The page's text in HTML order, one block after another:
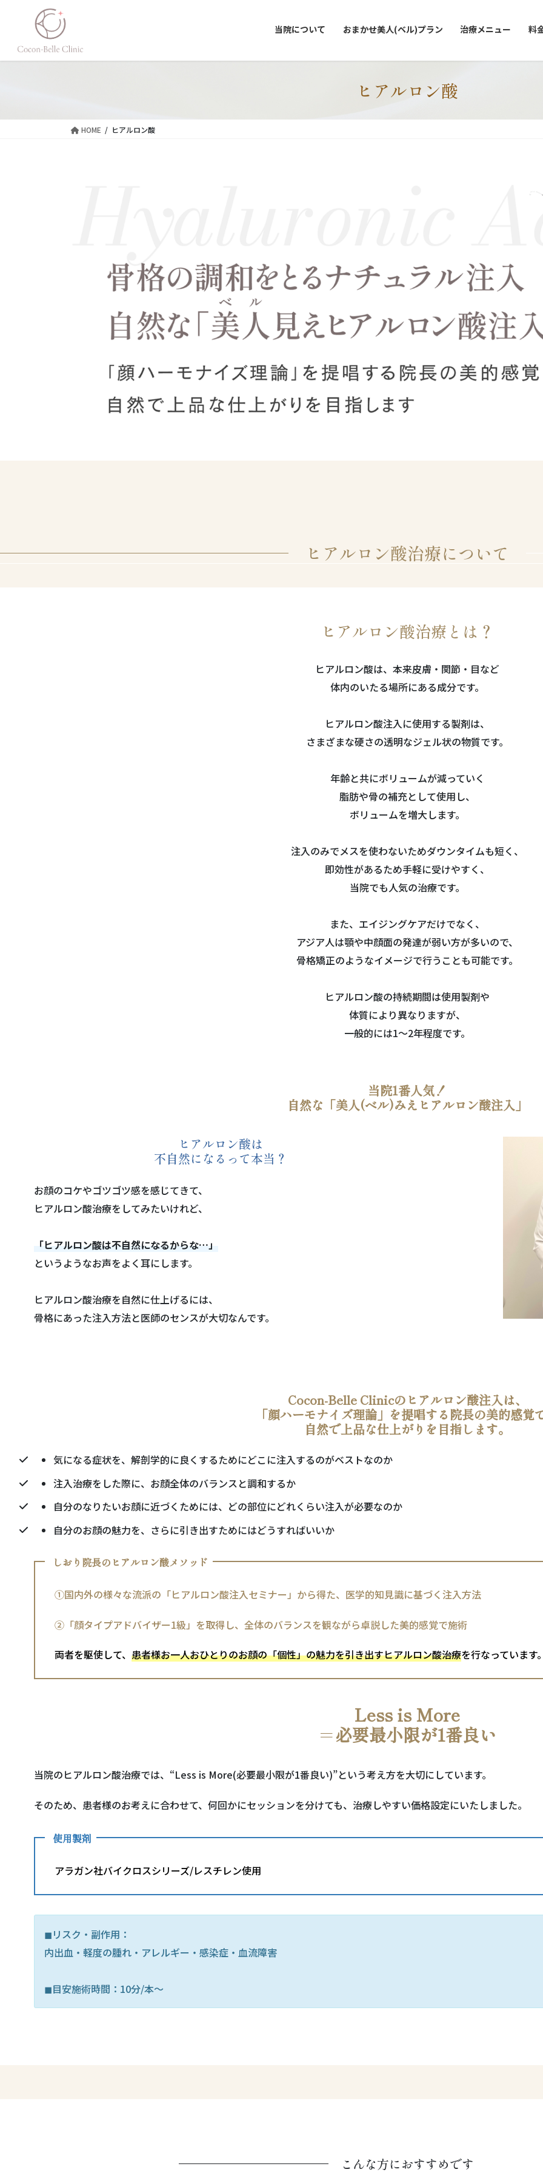
ツ
シ
移
当院について おまかせ美人(ベル)プラン 治療メニュー 料
ヒアルロン酸
HOME ヒアルロン酸
ヒアルロン酸治療について
ヒアルロン酸治療とは？
ヒアルロン酸は、本来皮膚・関節・目など
体内のいたる場所にある成分です。
ヒアルロン酸注入に使用する製剤は、
さまざまな硬さの透明なジェル状の物質です。
年齢と共にボリュームが減っていく
脂肪や骨の補充として使用し、
ボリュームを増大します。
注入のみでメスを使わないためダウンタイムも短く、
即効性があるため手軽に受けやすく、
当院でも人気の治療です。
また、エイジングケアだけでなく、
アジア人は顎や中顔面の発達が弱い方が多いので、
骨格矯正のようなイメージで行うことも可能です。
ヒアルロン酸の持続期間は使用製剤や
体質により異なりますが、
一般的には1～2年程度です。
当院1番人気！
自然な「美人(ベル)みえヒアルロン酸注入」
ヒアルロン酸は
不自然になるって本当？
お顔のコケやゴツゴツ感を感じてきて、
ヒアルロン酸治療をしてみたいけれど、
「ヒアルロン酸は不自然になるからな…」
というようなお声をよく耳にします。
ヒアルロン酸治療を自然に仕上げるには、
骨格にあった注入方法と医師のセンスが大切なんです。
Cocon-Belle Clinicのヒアルロン酸注入は、
「顔ハーモナイズ理論」を提唱する院長の美的感覚
自然で上品な仕上がりを目指します。
気になる症状を、解剖学的に良くするためにどこに注入するのがベストなのか
注入治療をした際に、お顔全体のバランスと調和するか
自分のなりたいお顔に近づくためには、どの部位にどれくらい注入が必要なのか
自分のお顔の魅力を、さらに引き出すためにはどうすればいいか
しおり院長のヒアルロン酸メソッド
①国内外の様々な流派の「ヒアルロン酸注入セミナー」から得た、医学的知見識に基づく注入方法
②「顔タイプアドバイザー1級」を取得し、全体のバランスを観ながら卓説した美的感覚で施術
両者を駆使して、 患者様お一人おひとりのお顔の「個性」の魅力を引き出すヒアルロン酸治療を行なっています
Less is More
＝必要最小限が1番良い
当院のヒアルロン酸治療では、“Less is More(必要最小限が1番良い)”という考え方を大切にしています。
そのため、患者様のお考えに合わせて、何回かにセッションを分けても、治療しやすい価格設定にいたしました。
使用製剤
アラガン社バイクロスシリーズ/レスチレン使用
◼︎リスク・副作用：
内出血・軽度の腫れ・アレルギー・感染症・血流障害
◼︎目安施術時間：10分/本〜
こんな方におすすめです